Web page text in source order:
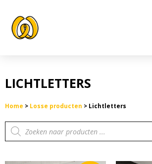
inhoud
LICHTLETTERS
Home > Losse producten > Lichtletters
Producten
zoeken